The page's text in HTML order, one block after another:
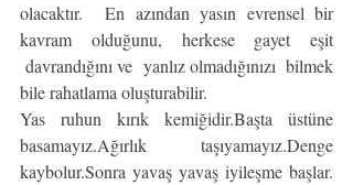
olacaktır.  En azından yasın evrensel bir
kavram olduğunu, herkese gayet eşit
davrandığını ve  yanlız olmadığınızı  bilmek
bile rahatlama oluşturabilir.
Yas ruhun kırık kemiğidir.Başta üstüne
basamayız.Ağırlık taşıyamayız.Denge
kaybolur.Sonra yavaş yavaş iyileşme başlar.